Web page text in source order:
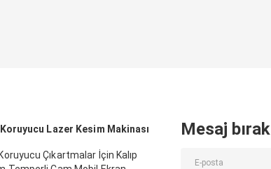
Lazer Kesim Makinası
Çıkartmalar İçin Kalıp
Mesaj bırak